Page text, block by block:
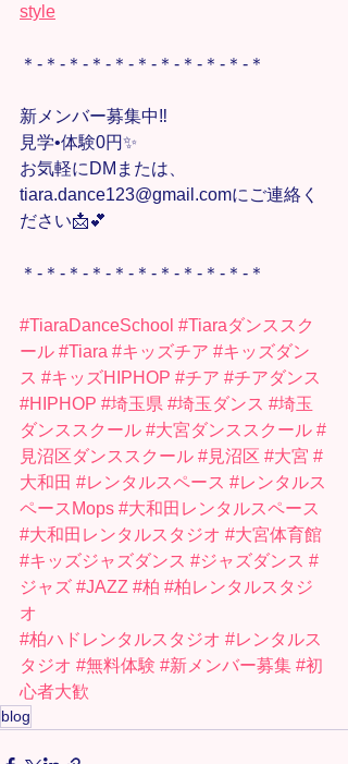
style
＊-＊-＊-＊-＊-＊-＊-＊-＊-＊-＊
新メンバー募集中‼️
見学•体験0円✨
お気軽にDMまたは、
tiara.dance123@gmail.comにご連絡く
ださい📩💕
＊-＊-＊-＊-＊-＊-＊-＊-＊-＊-＊
#TiaraDanceSchool #Tiaraダンススク
ール #Tiara #キッズチア #キッズダン
ス #キッズHIPHOP #チア #チアダンス
#HIPHOP #埼玉県 #埼玉ダンス #埼玉
ダンススクール #大宮ダンススクール #
見沼区ダンススクール #見沼区 #大宮 #
大和田 #レンタルスペース #レンタルス
ペースMops #大和田レンタルスペース
#大和田レンタルスタジオ #大宮体育館
#キッズジャズダンス #ジャズダンス #
ジャズ #JAZZ #柏 #柏レンタルスタジ
オ
#柏ハドレンタルスタジオ #レンタルス
タジオ #無料体験 #新メンバー募集 #初
心者大歓
blog